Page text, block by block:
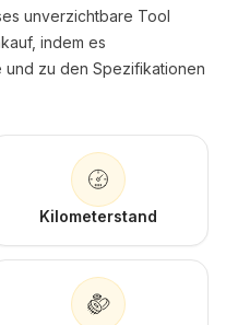
unverzichtbare Tool
indem es
zu den Spezifikationen
Kilometerstand